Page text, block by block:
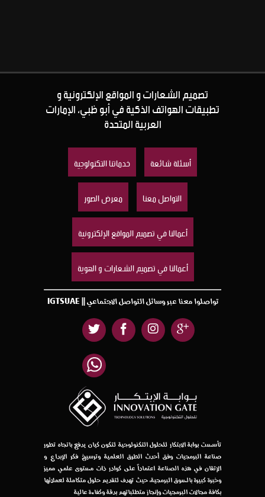
تصميم الشعارات و المواقع الإلكترونية و
تطبيقات الهواتف الذكية في أبو ظبي، الإمارات
العربية المتحدة
أسئلة شائعة خدماتنا التكنولوجية
التواصل معنا معرض الصور
أعمالنا في تصميم المواقع الإلكترونية
أعمالنا في تصميم الشعارات و الهوية
تواصلوا معنا عبر وسائل التواصل الاجتماعي || IGTSUAE
تأسست بوابة الابتكار للحلول التكنولوجية لتكون كيان يدفع باتجاه تطور
صناعة البرمجيات وفق أحدث الطرق العلمية وترسيخ فكر الإبداع و
الإتقان في هذه الصناعة اعتماداً على كوادر ذات مستوى علمي مميز
وخبرة كبيرة بالسوق البرمجية، حيث تهدف لتقديم حلول متكاملة لعملائها
بكافة مجالات البرمجيات وإنجاز متطلباتهم بدقة وكفاءة عالية